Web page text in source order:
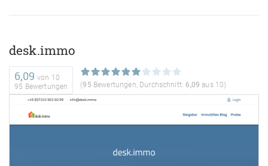
desk.immo
6,09 von 10
95 Bewertungen
(95 Bewertungen, Durchschnitt: 6,09 aus 10)